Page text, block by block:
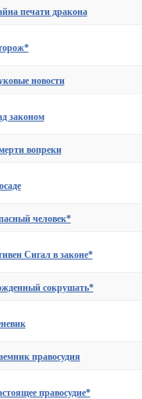
печати дракона
новости
законом
вопреки
человек*
Сигал в законе*
сокрушать*
правосудия
правосудие*